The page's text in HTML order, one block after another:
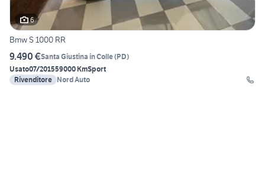
6
Bmw S 1000 RR
9.490 €Santa Giustina in Colle(PD)
Usato07/201559000 KmSport
Rivenditore Nord Auto